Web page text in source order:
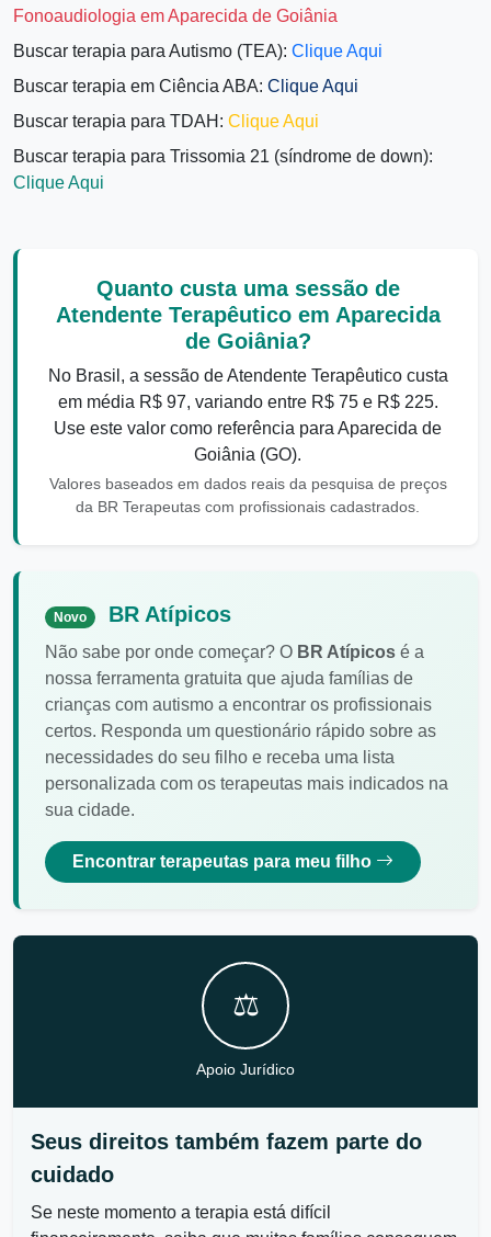
Fonoaudiologia em Aparecida de Goiânia
Buscar terapia para Autismo (TEA): Clique Aqui
Buscar terapia em Ciência ABA: Clique Aqui
Buscar terapia para TDAH: Clique Aqui
Buscar terapia para Trissomia 21 (síndrome de down):
Clique Aqui
Quanto custa uma sessão de
Atendente Terapêutico em Aparecida
de Goiânia?
No Brasil, a sessão de Atendente Terapêutico custa
em média R$ 97, variando entre R$ 75 e R$ 225.
Use este valor como referência para Aparecida de
Goiânia (GO).
Valores baseados em dados reais da pesquisa de preços
da BR Terapeutas com profissionais cadastrados.
Novo BR Atípicos
Não sabe por onde começar? O BR Atípicos é a
nossa ferramenta gratuita que ajuda famílias de
crianças com autismo a encontrar os profissionais
certos. Responda um questionário rápido sobre as
necessidades do seu filho e receba uma lista
personalizada com os terapeutas mais indicados na
sua cidade.
Encontrar terapeutas para meu filho
⚖️
Apoio Jurídico
Seus direitos também fazem parte do
cuidado
Se neste momento a terapia está difícil